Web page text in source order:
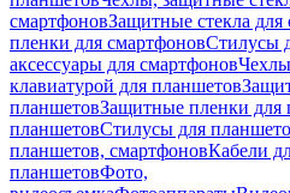
смартфоновЗащитные стекла для
пленки для смартфоновСтилусы
аксессуары для смартфонов
клавиатурой для планшетов
планшетовЗащитные пленки для
планшетовСтилусы для
планшетов, смартфоновКабели
планшетовФото,